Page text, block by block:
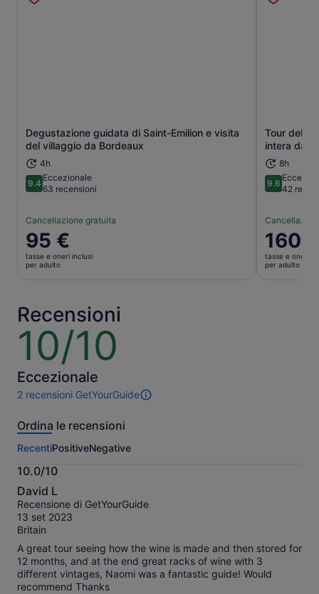
Degustazione guidata di Saint-Emilion e visita
del villaggio da Bordeaux
4h
9.49.4 su 10
Eccezionale
63 recensioni
Cancellazione gratuita
Il
prezzo
è
adulto
95 €
tasse e oneri inclusi
per adulto
Apertura in una nuova scheda
Tour del
intera da
8h
9.69.6 su 10
42
Il
prezzo
è
160 €
tasse e oneri
per adulto
Recensioni
10/10
10
10
Eccezionale
2 recensioni GetYourGuide
2
di
attività.
Maggiori
informazioni
sulle
nostre
recensioni
verificate
Ordina le recensioni
RecentiPositiveNegative
10.0/10
10.0
su
10
David L
Recensione di GetYourGuide
13 set 2023
Britain
A great tour seeing how the wine is made and then stored for
12 months, and at the end great racks of wine with 3
different vintages, Naomi was a fantastic guide! Would
recommend Thanks